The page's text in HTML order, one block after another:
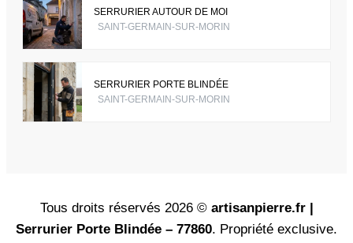
SERRURIER AUTOUR DE MOI
SAINT-GERMAIN-SUR-MORIN
SERRURIER PORTE BLINDÉE
SAINT-GERMAIN-SUR-MORIN
Tous droits réservés 2026 © artisanpierre.fr |
Serrurier Porte Blindée – 77860. Propriété exclusive.